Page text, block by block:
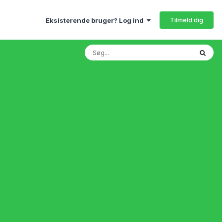
Eksisterende bruger? Log ind Tilmeld dig